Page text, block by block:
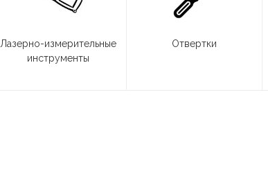
Лазерно-измерительные
инструменты
Отвертки